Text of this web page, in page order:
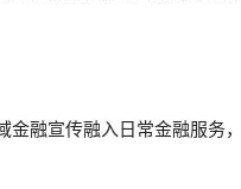
融宣传融入日常金融服务